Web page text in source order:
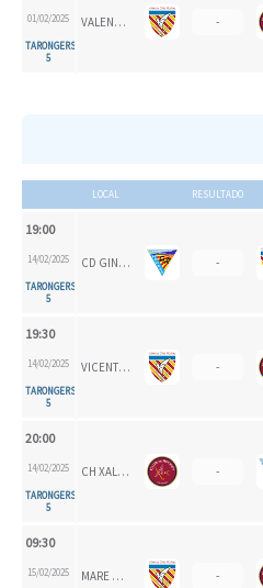
01/02/2025
TARONGERS
5
VALENCIA CH 2024 -
LOCAL RESULTADO
19:00
14/02/2025
TARONGERS
5
CD GINER CORAL -
19:30
14/02/2025
TARONGERS
5
VICENTE GAOS -
20:00
14/02/2025
TARONGERS
5
CH XALOC -
09:30
15/02/2025 MARE NOSTRUM -